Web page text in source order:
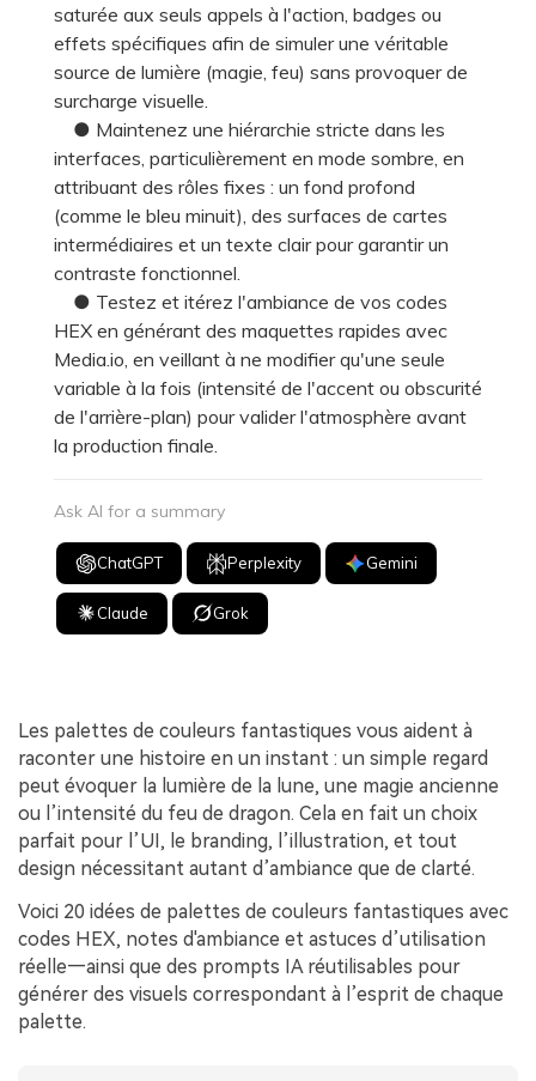
saturée aux seuls appels à l'action, badges ou
effets spécifiques afin de simuler une véritable
source de lumière (magie, feu) sans provoquer de
surcharge visuelle.
● Maintenez une hiérarchie stricte dans les
interfaces, particulièrement en mode sombre, en
attribuant des rôles fixes : un fond profond
(comme le bleu minuit), des surfaces de cartes
intermédiaires et un texte clair pour garantir un
contraste fonctionnel.
● Testez et itérez l'ambiance de vos codes
HEX en générant des maquettes rapides avec
Media.io, en veillant à ne modifier qu'une seule
variable à la fois (intensité de l'accent ou obscurité
de l'arrière-plan) pour valider l'atmosphère avant
la production finale.
Ask AI for a summary
ChatGPT Perplexity Gemini
Claude Grok
Les palettes de couleurs fantastiques vous aident à
raconter une histoire en un instant : un simple regard
peut évoquer la lumière de la lune, une magie ancienne
ou l’intensité du feu de dragon. Cela en fait un choix
parfait pour l’UI, le branding, l’illustration, et tout
design nécessitant autant d’ambiance que de clarté.
Voici 20 idées de palettes de couleurs fantastiques avec
codes HEX, notes d'ambiance et astuces d’utilisation
réelle—ainsi que des prompts IA réutilisables pour
générer des visuels correspondant à l’esprit de chaque
palette.